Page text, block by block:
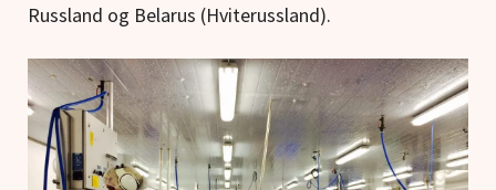
Russland og Belarus (Hviterussland).